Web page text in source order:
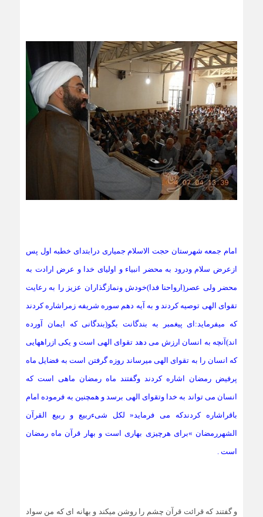
امام جمعه شهرستان حجت الاسلام جمیاری درابتدای خطبه اول پس
ازعرض سلام ودرود به محضر انبیاء و اولیای خدا و عرض ارادت به
محضر ولی عصر(ارواحنا فدا)خودش ونمازگذاران عزیز را به رعایت
تقوای الهی توصیه کردند و به آیه دهم سوره شریفه زمراشاره کردند
که میفرماید:ای پیغمبر به بندگانت بگو(بندگانی که ایمان آورده
اند)آنچه به انسان ارزش می دهد تقوای الهی است و یکی ازراههایی
که انسان را به تقوای الهی میرساند روزه گرفتن است به فضایل ماه
پرفیض رمضان اشاره کردند وگفتند ماه رمضان ماهی است که
انسان می تواند به خدا وتقوای الهی برسد و همچنین به فرموده امام
باقراشاره کردندکه می فرماید« لکل شیءربیع و ربیع القرآن
الشهررمضان »برای هرچیزی بهاری است و بهار قرآن ماه رمضان
است .
و گفتند که قرائت قرآن چشم را روشن میکند و بهانه ای که من سواد